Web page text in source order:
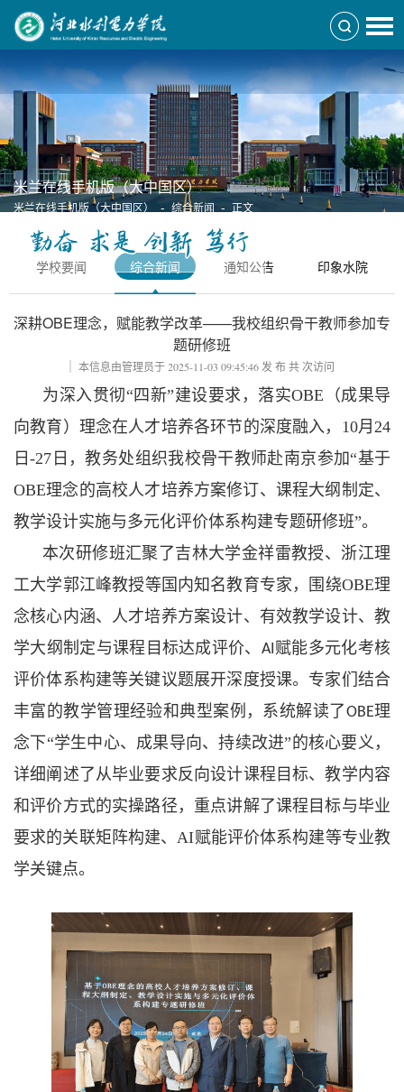
米兰在线手机版（大中国区）
米兰在线手机版（大中国区） - 综合新闻 - 正文
学校要闻 综合新闻 通知公告 印象水院
深耕OBE理念，赋能教学改革——我校组织骨干教师参加专
题研修班
本信息由管理员于2025-11-03 09:45:46 发 布 共次访问
为深入贯彻“四新”建设要求，落实OBE（成果导
向教育）理念在人才培养各环节的深度融入，10月24
日-27日，教务处组织我校骨干教师赴南京参加“基于
OBE理念的高校人才培养方案修订、课程大纲制定、
教学设计实施与多元化评价体系构建专题研修班”。
本次研修班汇聚了吉林大学金祥雷教授、浙江理
工大学郭江峰教授等国内知名教育专家，围绕OBE理
念核心内涵、人才培养方案设计、有效教学设计、教
学大纲制定与课程目标达成评价、 AI赋能多元化考核
评价体系构建等关键议题展开深度授课。专家们结合
丰富的教学管理经验和典型案例，系统解读了OBE理
念下“学生中心、成果导向、持续改进”的核心要义，
详细阐述了从毕业要求反向设计课程目标、教学内容
和评价方式的实操路径，重点讲解了课程目标与毕业
要求的关联矩阵构建、AI赋能评价体系构建等专业教
学关键点。